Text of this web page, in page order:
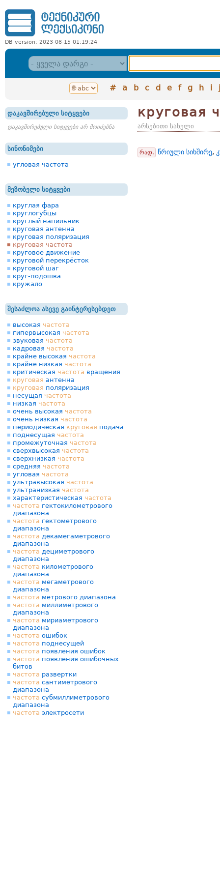
DB version: 2023-08-15 01:19:24
# a b c d e f g h i j
დაკავშირებული სიტყვები
დაკავშირებული სიტყვები არ მოიძებნა
სინონიმები
угловая частота
მეზობელი სიტყვები
круглая фара
круглогубцы
круглый напильник
круговая антенна
круговая поляризация
круговая частота
круговое движение
круговой перекрёсток
круговой шаг
круг-подошва
кружало
შესაძლოა ასევე გაინტერესებდეთ
высокая частота
гипервысокая частота
звуковая частота
кадровая частота
крайне высокая частота
крайне низкая частота
критическая частота вращения
круговая антенна
круговая поляризация
несущая частота
низкая частота
очень высокая частота
очень низкая частота
периодическая круговая подача
поднесущая частота
промежуточная частота
сверхвысокая частота
сверхнизкая частота
средняя частота
угловая частота
ультравысокая частота
ультранизкая частота
характеристическая частота
частота гектокилометрового
диапазона
частота гектометрового
диапазона
частота декамегаметрового
диапазона
частота дециметрового
диапазона
частота километрового
диапазона
частота мегаметрового
диапазона
частота метрового диапазона
частота миллиметрового
диапазона
частота мириаметрового
диапазона
частота ошибок
частота поднесущей
частота появления ошибок
частота появления ошибочных
битов
частота развертки
частота сантиметрового
диапазона
частота субмиллиметрового
диапазона
частота электросети
круговая
არსებითი სახელი
რად. წრიული სიხშირე,